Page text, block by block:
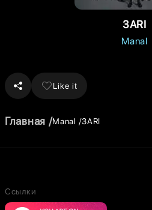
3ARI
Manal
Like it
Главная Manal 3ARI
Ссылки